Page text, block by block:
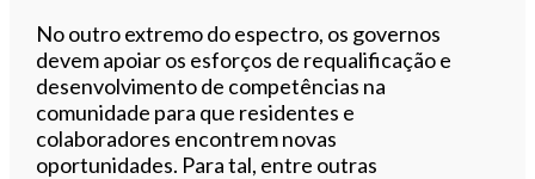
No outro extremo do espectro, os governos
devem apoiar os esforços de requalificação e
desenvolvimento de competências na
comunidade para que residentes e
colaboradores encontrem novas
oportunidades. Para tal, entre outras